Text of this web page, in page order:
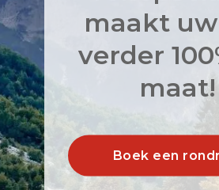
maakt
verder
maat!
Boek een